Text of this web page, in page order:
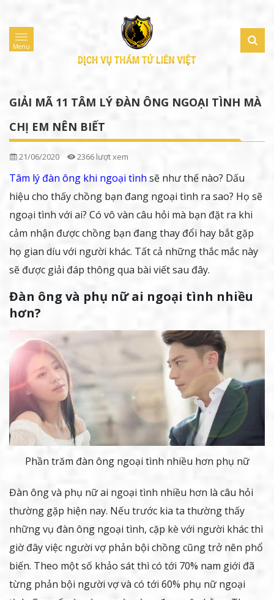
Menu
GIẢI MÃ 11 TÂM LÝ ĐÀN ÔNG NGOẠI TÌNH MÀ
CHỊ EM NÊN BIẾT
21/06/2020 2366 lượt xem
Tâm lý đàn ông khi ngoại tìnhsẽ như thế nào? Dấu
hiệu cho thấy chồng bạn đang ngoại tình ra sao? Họ sẽ
ngoại tình với ai? Có vô vàn câu hỏi mà bạn đặt ra khi
cảm nhận được chồng bạn đang thay đổi hay bắt gặp
họ gian díu với người khác. Tất cả những thắc mắc này
sẽ được giải đáp thông qua bài viết sau đây.
Đàn ông và phụ nữ ai ngoại tình nhiều
hơn?
Phần trăm đàn ông ngoại tình nhiều hơn phụ nữ
Đàn ông và phụ nữ ai ngoại tình nhiều hơn là câu hỏi
thường gặp hiện nay. Nếu trước kia ta thường thấy
những vụ đàn ông ngoại tình, cặp kè với người khác thì
giờ đây việc người vợ phản bội chồng cũng trở nên phổ
biến. Theo một số khảo sát thì có tới 70% nam giới đã
từng phản bội người vợ và có tới 60% phụ nữ ngoại